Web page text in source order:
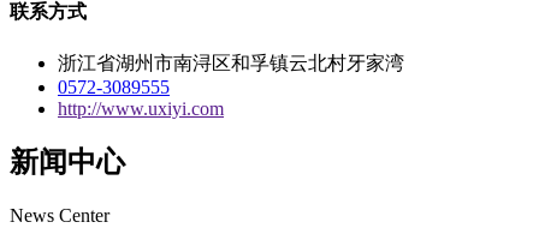
联系方式
浙江省湖州市南浔区和孚镇云北村牙家湾
0572-3089555
http://www.uxiyi.com
新闻中心
News Center